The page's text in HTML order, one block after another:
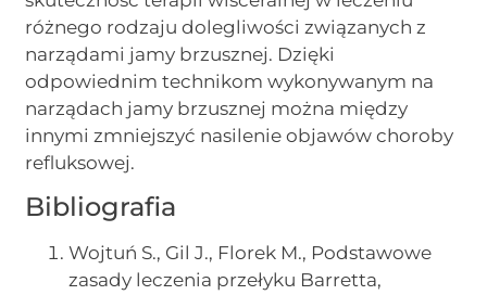
różnego rodzaju dolegliwości związanych z
narządami jamy brzusznej. Dzięki
odpowiednim technikom wykonywanym na
narządach jamy brzusznej można między
innymi zmniejszyć nasilenie objawów choroby
refluksowej.
Bibliografia
Wojtuń S., Gil J., Florek M., Podstawowe
zasady leczenia przełyku Barretta,